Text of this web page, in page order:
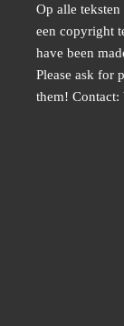
Op alle
een copyright
have been
Please ask for
them! Contact: